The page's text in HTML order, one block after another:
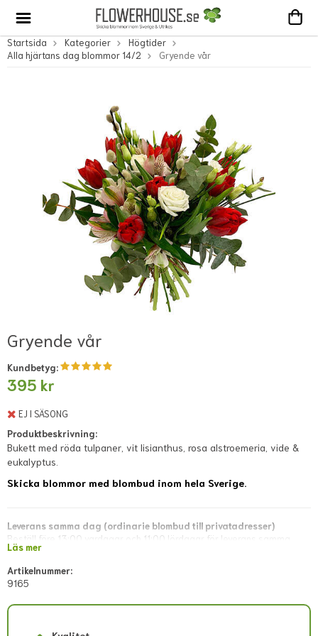
Startsida Kategorier
Högtider
Alla hjärtans dag blommor 14/2
Gryende vår
Gryende vår
Kundbetyg:
395 kr
EJ I SÄSONG
Produktbeskrivning:
Bukett med röda tulpaner, vit lisianthus, rosa alstroemeria, vide &
eukalyptus.
Skicka blommor med blombud inom hela Sverige.
Leverans samma dag (ordinarie blombud till privatadresser)
Beställ före 13:00 vardagar och 11:00 lördagar för leverans samma
dag. Lokala avvikelser kan förekomma; dessa visas i direkt kassan eller
Leverans samma dag (blombud till företagsadresser)
visas i direkt kassan eller meddelas snarast via mejl efter lagd
Läs mer
Artikelnummer:
9165